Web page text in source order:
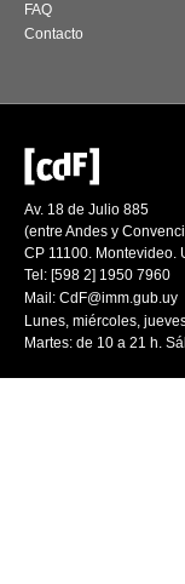
FAQ
Contacto
Av. 18 de Julio 885
(entre Andes y
CP 11100. Montevideo.
Tel: [598 2] 1950 7960
Mail: CdF@imm.gub.uy
Lunes, miércoles,
Martes: de 10 a 21 h.